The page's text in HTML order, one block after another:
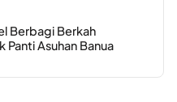
Berbagi Berkah
Panti Asuhan Banua